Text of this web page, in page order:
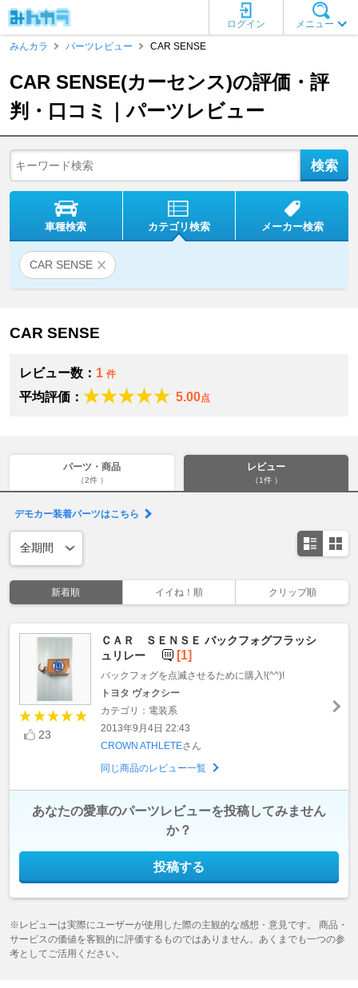
メニュー
ログイン
みんカラ
パーツレビュー CAR SENSE
CAR SENSE(カーセンス)の評価・評
判・口コミ｜パーツレビュー
車種検索 カテゴリ検索 メーカー検索
CAR SENSE
CAR SENSE
レビュー数： 1 件
平均評価： 5.00点
パーツ・商品
（2件 ）
レビュー
（1件 ）
デモカー装着パーツはこちら
新着順 イイね！順 クリップ順
23
ＣＡＲ ＳＥＮＳＥ バックフォグフラッシ
ュリレー
[1]
バックフォグを点滅させるために購入!(^^)!
トヨタ ヴォクシー
カテゴリ：電装系
2013年9月4日 22:43
CROWN ATHLETEさん
同じ商品のレビュー一覧
あなたの愛車のパーツレビューを投稿してみません
か？
投稿する
※レビューは実際にユーザーが使用した際の主観的な感想・意見です。 商品・
サービスの価値を客観的に評価するものではありません。あくまでも一つの参
考としてご活用ください。